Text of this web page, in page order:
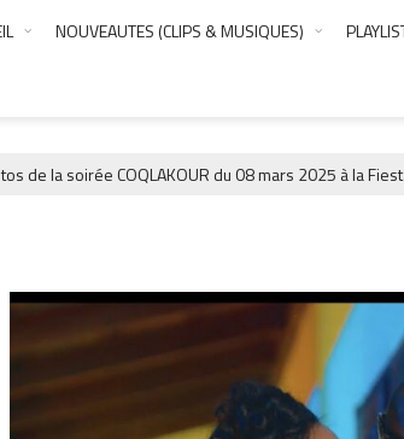
NOUVEAUTES (CLIPS & MUSIQUES)
COQLAKOUR du 08 mars 2025 à la Fiesta.